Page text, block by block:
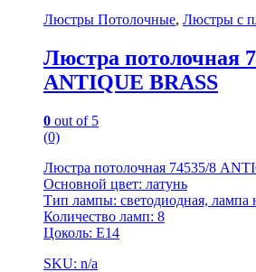
Люстры Потолочные, Люстры с
Люстра потолочная
ANTIQUE BRASS
0 out of 5
(0)
Люстра потолочная 74535/8
Основной цвет: латунь
Тип лампы: светодиодная, лампа
Количество ламп: 8
Цоколь: E14
SKU: n/a